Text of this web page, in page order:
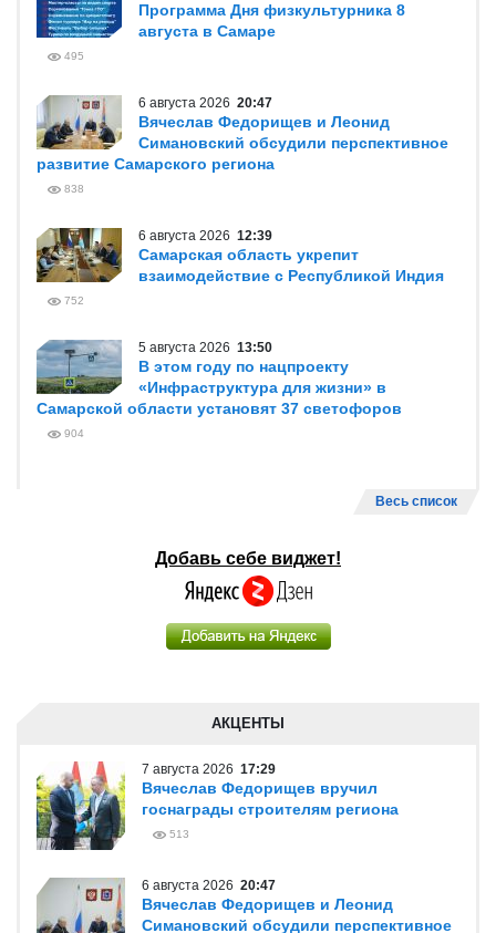
Программа Дня физкультурника 8
августа в Самаре
495
6 августа 2026 20:47
Вячеслав Федорищев и Леонид
Симановский обсудили перспективное
развитие Самарского региона
838
6 августа 2026 12:39
Самарская область укрепит
взаимодействие с Республикой Индия
752
5 августа 2026 13:50
В этом году по нацпроекту
«Инфраструктура для жизни» в
Самарской области установят 37 светофоров
904
Весь список
Добавь себе виджет!
АКЦЕНТЫ
7 августа 2026 17:29
Вячеслав Федорищев вручил
госнаграды строителям региона
513
6 августа 2026 20:47
Вячеслав Федорищев и Леонид
Симановский обсудили перспективное